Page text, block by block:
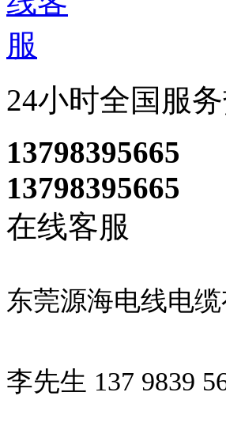
24小时全国服
13798395665
13798395665
在线客服
东莞源海电线电缆
李先生 137 9839